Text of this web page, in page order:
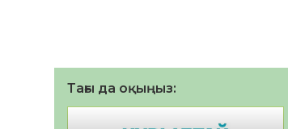
Тағы да оқыңыз: